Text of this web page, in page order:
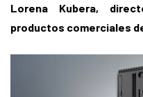
Lorena Kubera,
productos comerciales